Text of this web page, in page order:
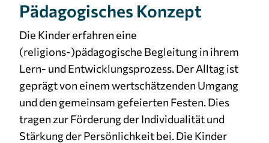
Pädagogisches Konzept
Die Kinder erfahren eine
(religions-)pädagogische Begleitung in ihrem
Lern- und Entwicklungsprozess. Der Alltag ist
geprägt von einem wertschätzenden Umgang
und den gemeinsam gefeierten Festen. Dies
tragen zur Förderung der Individualität und
Stärkung der Persönlichkeit bei. Die Kinder
Cookie Laufzeit:
3 Monate